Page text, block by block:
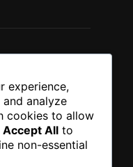
experience,
analyze
cookies to allow
Accept All to
non-essential